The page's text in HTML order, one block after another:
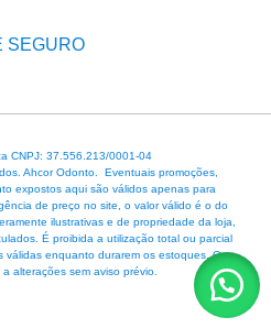
SEGURO
CNPJ: 37.556.213/0001-04
Ahcor Odonto. Eventuais promoções,
expostos aqui são válidos apenas para
de preço no site, o valor válido é o do
ilustrativas e de propriedade da loja,
É proibida a utilização total ou parcial
válidas enquanto durarem os estoques. Os
alterações sem aviso prévio.